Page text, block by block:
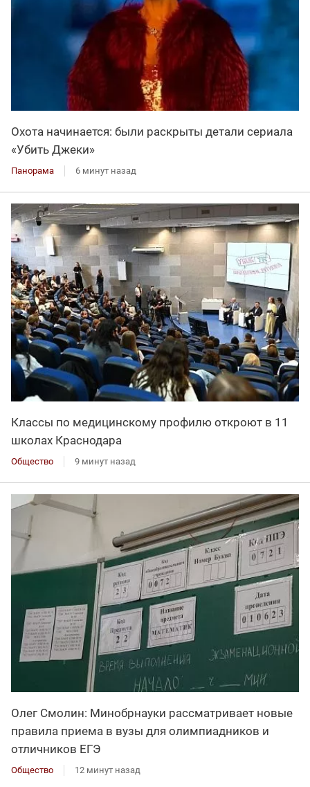
Охота начинается: были раскрыты детали сериала
«Убить Джеки»
Панорама 6 минут назад
Классы по медицинскому профилю откроют в 11
школах Краснодара
Общество 9 минут назад
Олег Смолин: Минобрнауки рассматривает новые
правила приема в вузы для олимпиадников и
отличников ЕГЭ
Общество 12 минут назад